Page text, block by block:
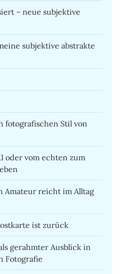
– neue subjektive
subjektive abstrakte
fotografischen Stil von
oder vom echten zum
Amateur reicht im Alltag
ist zurück
gerahmter Ausblick in
Fotografie